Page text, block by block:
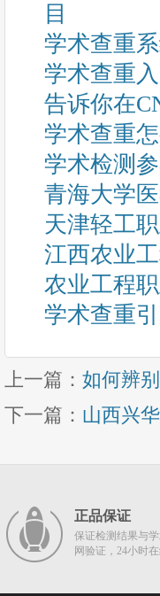
目
学术查重
学术查重
告诉你在
学术查重
学术检测
青海大学
天津轻工
江西农业
农业工程
学术查重
上一篇： 如何辨
下一篇： 山西兴
正品保证
保证检测结果与
网验证，24小时在